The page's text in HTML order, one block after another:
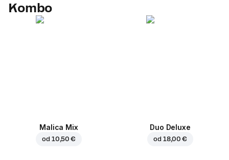
Kombo
Malica Mix
od 10,50 €
Duo Deluxe
od 18,00 €